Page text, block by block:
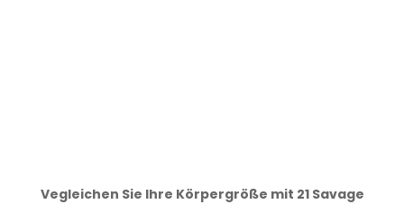
Vegleichen Sie Ihre Körpergröße mit 21 Savage